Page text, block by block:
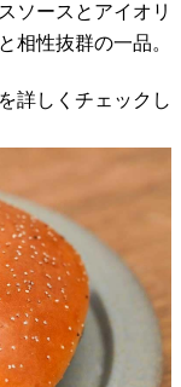
ソースとアイオリ
相性抜群の一品。
詳しくチェックし